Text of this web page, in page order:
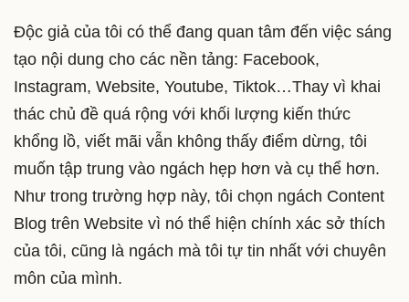
Độc giả của tôi có thể đang quan tâm đến việc sáng
tạo nội dung cho các nền tảng: Facebook,
Instagram, Website, Youtube, Tiktok…Thay vì khai
thác chủ đề quá rộng với khối lượng kiến thức
khổng lồ, viết mãi vẫn không thấy điểm dừng, tôi
muốn tập trung vào ngách hẹp hơn và cụ thể hơn.
Như trong trường hợp này, tôi chọn ngách Content
Blog trên Website vì nó thể hiện chính xác sở thích
của tôi, cũng là ngách mà tôi tự tin nhất với chuyên
môn của mình.